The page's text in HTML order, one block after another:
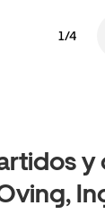
1/4
y